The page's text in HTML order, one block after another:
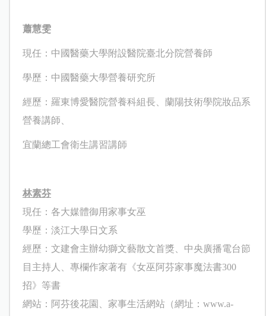
蕭慧雯
現任：中國醫藥大學附設醫院臺北分院營養師
學歷：中國醫藥大學營養研究所
經歷：羅東博愛醫院營養科組長、蘭陽技術學院妝品系
營養講師、
宜蘭總工會衛生講習講師
林素芬
現任：各大媒體御用家事女巫
學歷：淡江大學日文系
經歷：文建會主辦幼獅文藝散文首獎、中央廣播電台節
目主持人、 專欄作家著有《女巫阿芬家事魔法書300
招》等書
網站：阿芬後花園、家事生活網站（網址： www.a-